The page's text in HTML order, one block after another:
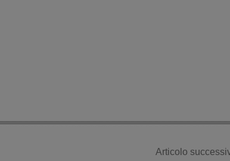
Articolo